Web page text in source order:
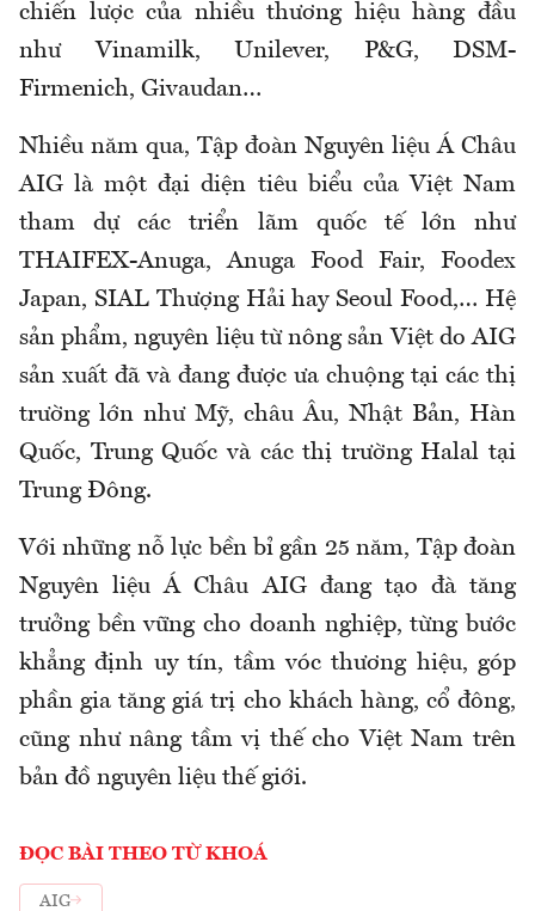
chiến lược của nhiều thương hiệu hàng đầu
như Vinamilk, Unilever, P&G, DSM-
Firmenich, Givaudan…
Nhiều năm qua, Tập đoàn Nguyên liệu Á Châu
AIG là một đại diện tiêu biểu của Việt Nam
tham dự các triển lãm quốc tế lớn như
THAIFEX-Anuga, Anuga Food Fair, Foodex
Japan, SIAL Thượng Hải hay Seoul Food,… Hệ
sản phẩm, nguyên liệu từ nông sản Việt do AIG
sản xuất đã và đang được ưa chuộng tại các thị
trường lớn như Mỹ, châu Âu, Nhật Bản, Hàn
Quốc, Trung Quốc và các thị trường Halal tại
Trung Đông.
Với những nỗ lực bền bỉ gần 25 năm, Tập đoàn
Nguyên liệu Á Châu AIG đang tạo đà tăng
trưởng bền vững cho doanh nghiệp, từng bước
khẳng định uy tín, tầm vóc thương hiệu, góp
phần gia tăng giá trị cho khách hàng, cổ đông,
cũng như nâng tầm vị thế cho Việt Nam trên
bản đồ nguyên liệu thế giới.
ĐỌC BÀI THEO TỪ KHOÁ
AIG